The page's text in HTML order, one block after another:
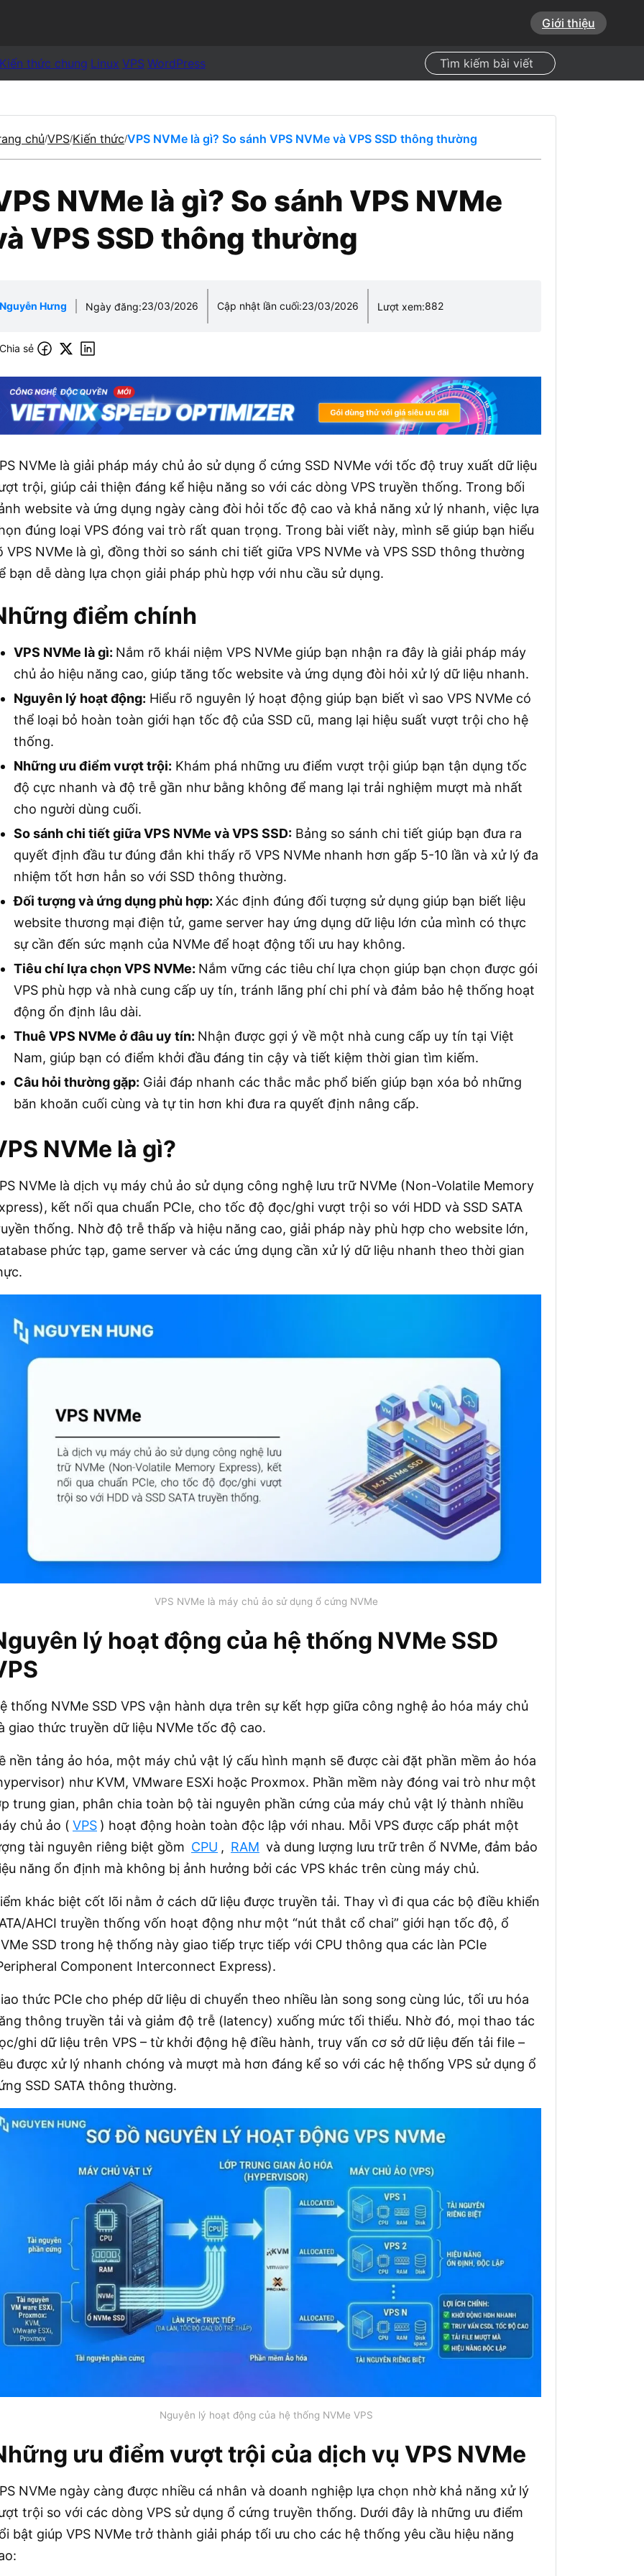
Giới thiệu
Kiến thức chung Linux VPS WordPress
Search
chủ/VPS/Kiến thức/VPS NVMe là gì? So sánh VPS NVMe và VPS SSD thông thường
NVMe là gì? So sánh VPS NVMe
VPS SSD thông thường
Nguyễn Hưng Ngày đăng:23/03/2026 Cập nhật lần cuối:23/03/2026 Lượt xem:882
Chia sẻ
NVMe là giải pháp máy chủ ảo sử dụng ổ cứng SSD NVMe với tốc độ truy xuất dữ liệu
trội, giúp cải thiện đáng kể hiệu năng so với các dòng VPS truyền thống. Trong bối
website và ứng dụng ngày càng đòi hỏi tốc độ cao và khả năng xử lý nhanh, việc lựa
đúng loại VPS đóng vai trò rất quan trọng. Trong bài viết này, mình sẽ giúp bạn hiểu
VPS NVMe là gì, đồng thời so sánh chi tiết giữa VPS NVMe và VPS SSD thông thường
bạn dễ dàng lựa chọn giải pháp phù hợp với nhu cầu sử dụng.
điểm chính
VPS NVMe là gì: Nắm rõ khái niệm VPS NVMe giúp bạn nhận ra đây là giải pháp máy
chủ ảo hiệu năng cao, giúp tăng tốc website và ứng dụng đòi hỏi xử lý dữ liệu nhanh.
Nguyên lý hoạt động: Hiểu rõ nguyên lý hoạt động giúp bạn biết vì sao VPS NVMe có
thể loại bỏ hoàn toàn giới hạn tốc độ của SSD cũ, mang lại hiệu suất vượt trội cho hệ
thống.
Những ưu điểm vượt trội: Khám phá những ưu điểm vượt trội giúp bạn tận dụng tốc
độ cực nhanh và độ trễ gần như bằng không để mang lại trải nghiệm mượt mà nhất
cho người dùng cuối.
So sánh chi tiết giữa VPS NVMe và VPS SSD: Bảng so sánh chi tiết giúp bạn đưa ra
quyết định đầu tư đúng đắn khi thấy rõ VPS NVMe nhanh hơn gấp 5-10 lần và xử lý đa
nhiệm tốt hơn hẳn so với SSD thông thường.
Đối tượng và ứng dụng phù hợp: Xác định đúng đối tượng sử dụng giúp bạn biết liệu
website thương mại điện tử, game server hay ứng dụng dữ liệu lớn của mình có thực
sự cần đến sức mạnh của NVMe để hoạt động tối ưu hay không.
Tiêu chí lựa chọn VPS NVMe: Nắm vững các tiêu chí lựa chọn giúp bạn chọn được gói
VPS phù hợp và nhà cung cấp uy tín, tránh lãng phí chi phí và đảm bảo hệ thống hoạt
động ổn định lâu dài.
Thuê VPS NVMe ở đâu uy tín: Nhận được gợi ý về một nhà cung cấp uy tín tại Việt
Nam, giúp bạn có điểm khởi đầu đáng tin cậy và tiết kiệm thời gian tìm kiếm.
Câu hỏi thường gặp: Giải đáp nhanh các thắc mắc phổ biến giúp bạn xóa bỏ những
băn khoăn cuối cùng và tự tin hơn khi đưa ra quyết định nâng cấp.
NVMe là gì?
NVMe là dịch vụ máy chủ ảo sử dụng công nghệ lưu trữ NVMe (Non-Volatile Memory
kết nối qua chuẩn PCIe, cho tốc độ đọc/ghi vượt trội so với HDD và SSD SATA
thống. Nhờ độ trễ thấp và hiệu năng cao, giải pháp này phù hợp cho website lớn,
phức tạp, game server và các ứng dụng cần xử lý dữ liệu nhanh theo thời gian
VPS NVMe là máy chủ ảo sử dụng ổ cứng NVMe
lý hoạt động của hệ thống NVMe SSD
thống NVMe SSD VPS vận hành dựa trên sự kết hợp giữa công nghệ ảo hóa máy chủ
giao thức truyền dữ liệu NVMe tốc độ cao.
nền tảng ảo hóa, một máy chủ vật lý cấu hình mạnh sẽ được cài đặt phần mềm ảo hóa
như KVM, VMware ESXi hoặc Proxmox. Phần mềm này đóng vai trò như một
trung gian, phân chia toàn bộ tài nguyên phần cứng của máy chủ vật lý thành nhiều
chủ ảo ( VPS ) hoạt động hoàn toàn độc lập với nhau. Mỗi VPS được cấp phát một
tài nguyên riêng biệt gồm CPU , RAM và dung lượng lưu trữ trên ổ NVMe, đảm bảo
năng ổn định mà không bị ảnh hưởng bởi các VPS khác trên cùng máy chủ.
khác biệt cốt lõi nằm ở cách dữ liệu được truyền tải. Thay vì đi qua các bộ điều khiển
AHCI truyền thống vốn hoạt động như một “nút thắt cổ chai” giới hạn tốc độ, ổ
SSD trong hệ thống này giao tiếp trực tiếp với CPU thông qua các làn PCIe
Component Interconnect Express).
thức PCIe cho phép dữ liệu di chuyển theo nhiều làn song song cùng lúc, tối ưu hóa
thông truyền tải và giảm độ trễ (latency) xuống mức tối thiểu. Nhờ đó, mọi thao tác
ghi dữ liệu trên VPS – từ khởi động hệ điều hành, truy vấn cơ sở dữ liệu đến tải file –
được xử lý nhanh chóng và mượt mà hơn đáng kể so với các hệ thống VPS sử dụng ổ
SSD SATA thông thường.
Nguyên lý hoạt động của hệ thống NVMe VPS
ưu điểm vượt trội của dịch vụ VPS NVMe
NVMe ngày càng được nhiều cá nhân và doanh nghiệp lựa chọn nhờ khả năng xử lý
trội so với các dòng VPS sử dụng ổ cứng truyền thống. Dưới đây là những ưu điểm
bật giúp VPS NVMe trở thành giải pháp tối ưu cho các hệ thống yêu cầu hiệu năng